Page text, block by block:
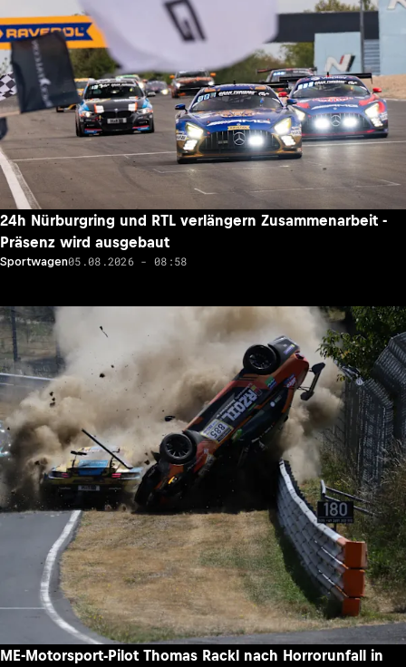
24h Nürburgring und RTL verlängern Zusammenarbeit -
Präsenz wird ausgebaut
Sportwagen05.08.2026 - 08:58
ME-Motorsport-Pilot Thomas Rackl nach Horrorunfall in